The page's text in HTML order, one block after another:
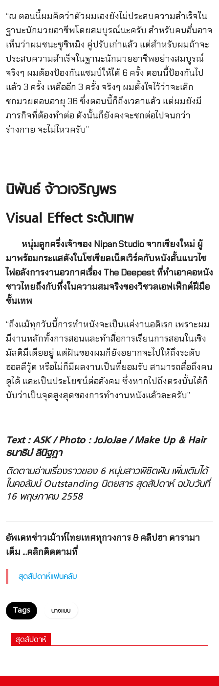
“ณ ตอนนี้ผมคิดว่าตัวผมเองยังไม่ประสบความสำเร็จใน
ฐานะนักมวยอาชีพโดยสมบูรณ์นะครับ สำหรับคนอื่นอาจ
เห็นว่าผมชนะซูชิหมิง คู่ปรับเก่าแล้ว แต่สำหรับผมถ้าจะ
ประสบความสำเร็จในฐานะนักมวยอาชีพอย่างสมบูรณ์
จริงๆ ผมต้องป้องกันแชมป์ให้ได้ 6 ครั้ง ตอนนี้ป้องกันไป
แล้ว 3 ครั้ง เหลืออีก 3 ครั้ง จริงๆ ผมตั้งใจไว้ว่าจะเลิก
ชกมวยตอนอายุ 36 ซึ่งตอนนี้ก็ถึงเวลาแล้ว แต่ผมยังมี
ภารกิจที่ต้องทำต่อ ดังนั้นก็ยังคงจะชกต่อไปจนกว่า
ร่างกาย จะไม่ไหวครับ”
นิพันธ์ จ้าวเจริญพร
Visual Effect ระดับเทพ
หนุ่มลูกครึ่งเจ้าของ Nipan Studio จากเชียงใหม่ ผู้
มาพร้อมกระแสดังในโซเชียลเน็ตเวิร์คกับหนังสั้นแนวไซ
ไฟอลังการงานอวกาศเรื่อง The Deepest ที่ทำเอาคอหนัง
ชาวไทยถึงกับทึ่งในความสมจริงของวิชวลเอฟเฟ็กต์ฝีมือ
ขั้นเทพ
“ถึงแม้ทุกวันนี้การทำหนังจะเป็นแค่งานอดิเรก เพราะผม
มีงานหลักทั้งการสอนและทำสื่อการเรียนการสอนในเชิง
มัลติมีเดียอยู่ แต่ฝันของผมก็ยังอยากจะไปให้ถึงระดับ
ฮอลลีวู้ด หรือไม่ก็มีผลงานเป็นที่ยอมรับ สามารถสื่อถึงคน
ดูได้ และเป็นประโยชน์ต่อสังคม ซึ่งหากไปถึงตรงนั้นได้ก็
นับว่าเป็นจุดสูงสุดของการทำงานหนังแล้วละครับ”
Text : ASK / Photo : JoJoJae / Make Up & Hair
ธนาธิป ลินิฐฎา
ติดตามอ่านเรื่องราวของ 6 หนุ่มสาวพิชิตฝัน เพิ่มเติมได้
ในคอลัมน์ Outstanding นิตยสาร สุดสัปดาห์ ฉบับวันที่
16 พฤษภาคม 2558
อัพเดทข่าวเม้าท์ไทยเทศทุกวงการ & คลิปฮา ดารามา
เต็ม ...คลิกติดตามที่
สุดสัปดาห์แฟนคลับ
นางแบบ
สุดสัปดาห์